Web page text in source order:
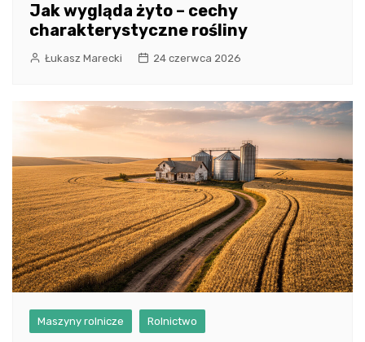
Jak wygląda żyto – cechy
charakterystyczne rośliny
Łukasz Marecki 24 czerwca 2026
Maszyny rolnicze Rolnictwo